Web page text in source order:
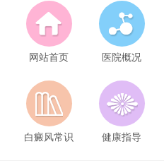
网站首页 医院概况
白癜风常识 健康指导